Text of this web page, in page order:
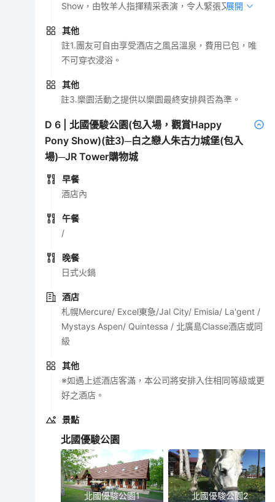
Show，由牧羊人指揮精采表演，令人緊張又興奮。
展開
其他
註1.團友可自由享受酒店之風呂溫泉，費用已包，唯
不可穿衣浸浴。
其他
註3.樂園活動之提供以樂園最終安排與否為準。
D6 |北國優駿公園(包入場，觀賞Happy
Pony Show)(註3)─白之戀人朱古力城堡(包入
場)─JR Tower購物城
早餐
酒店內
午餐
/
晚餐
日式火鍋
酒店
札幌Mercure/ Excel東急/Jal City/ Emisia/ La'gent /
Mystays Aspen/ Quintessa / 北廣島Classe酒店或同
級
其他
※如遇上述酒店客滿，本公司將安排入住相同等級或更
好之酒店。
景點
北國優駿公園
北國優駿公園1 北國優駿公園2